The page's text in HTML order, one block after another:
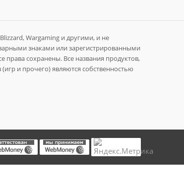
Wargaming и другими, и не
знаками или зарегистрированными
сохранены. Все названия продуктов,
и прочего) являются собственностью